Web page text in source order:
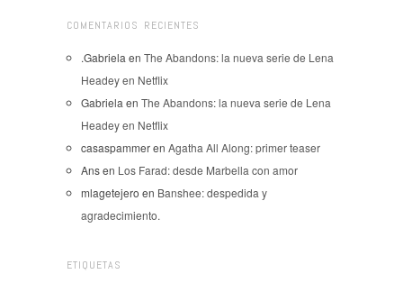
COMENTARIOS RECIENTES
.Gabriela en The Abandons: la nueva serie de Lena
Headey en Netflix
Gabriela en The Abandons: la nueva serie de Lena
Headey en Netflix
casaspammeren Agatha All Along: primer teaser
Ansen Los Farad: desde Marbella con amor
mlagetejero en Banshee: despedida y
agradecimiento.
ETIQUETAS